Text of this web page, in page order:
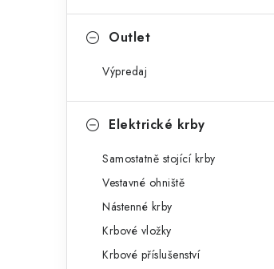
Outlet
Výpredaj
Elektrické krby
Samostatně stojící krby
Vestavné ohniště
Nástenné krby
Krbové vložky
Krbové příslušenství